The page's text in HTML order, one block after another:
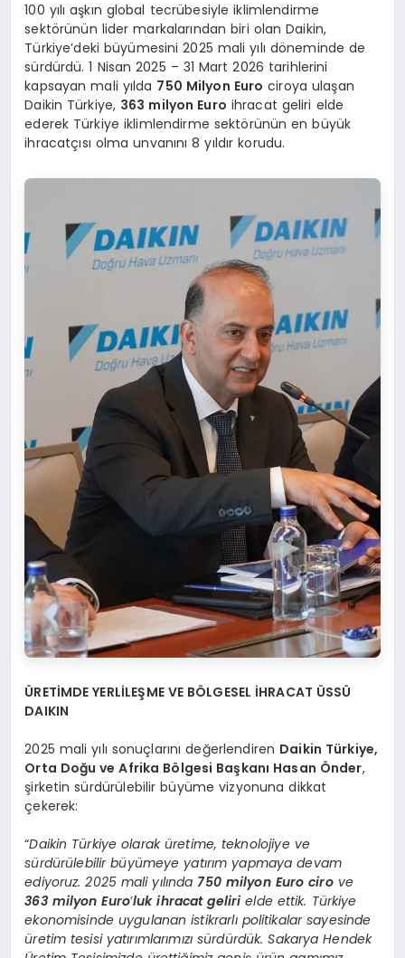
100 yılı aşkın global tecrübesiyle iklimlendirme
sektörünün lider markalarından biri olan Daikin,
Türkiye’deki büyümesini 2025 mali yılı döneminde de
sürdürdü. 1 Nisan 2025 – 31 Mart 2026 tarihlerini
kapsayan mali yılda 750 Milyon Euro ciroya ulaşan
Daikin Türkiye, 363 milyon Euro ihracat geliri elde
ederek Türkiye iklimlendirme sektörünün en büyük
ihracatçısı olma unvanını 8 yıldır korudu.
ÜRETİMDE YERLİLEŞME VE BÖLGESEL İHRACAT ÜSSÜ
DAIKIN
2025 mali yılı sonuçlarını değerlendiren Daikin Türkiye,
Orta Doğu ve Afrika Bölgesi Başkanı Hasan Önder,
şirketin sürdürülebilir büyüme vizyonuna dikkat
çekerek:
“Daikin Türkiye olarak üretime, teknolojiye ve
sürdürülebilir büyümeye yatırım yapmaya devam
ediyoruz. 2025 mali yılında 750 milyon Euro cirove
363 milyon Euro’luk ihracat geliri elde ettik. Türkiye
ekonomisinde uygulanan istikrarlı politikalar sayesinde
üretim tesisi yatırımlarımızı sürdürdük. Sakarya Hendek